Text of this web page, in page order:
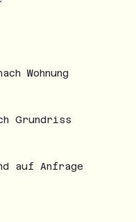
Wohnung
Grundriss
auf Anfrage